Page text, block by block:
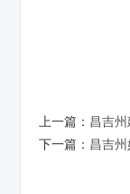
上一篇： 昌吉州
下一篇： 昌吉州